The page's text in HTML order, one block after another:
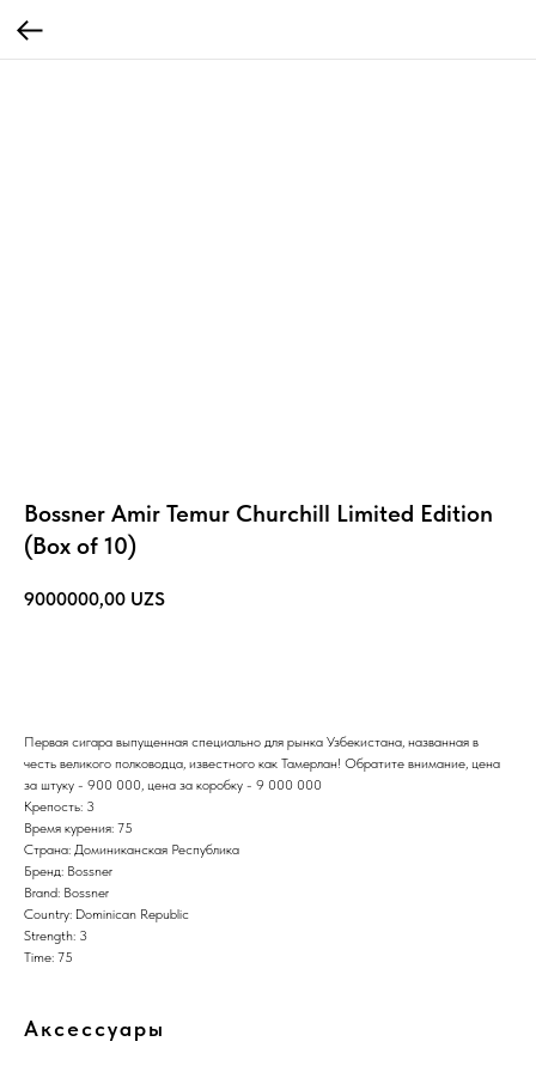
Bossner Amir Temur Churchill Limited Edition
(Box of 10)
9000000,00 UZS
Первая сигара выпущенная специально для рынка Узбекистана, названная в
честь великого полководца, известного как Тамерлан! Обратите внимание, цена
за штуку - 900 000, цена за коробку - 9 000 000
Крепость: 3
Время курения: 75
Страна: Доминиканская Республика
Бренд: Bossner
Brand: Bossner
Country: Dominican Republic
Strength: 3
Time: 75
Аксессуары